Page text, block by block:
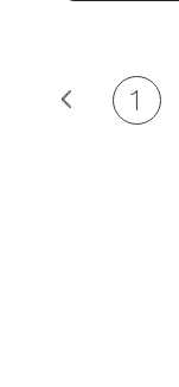
1